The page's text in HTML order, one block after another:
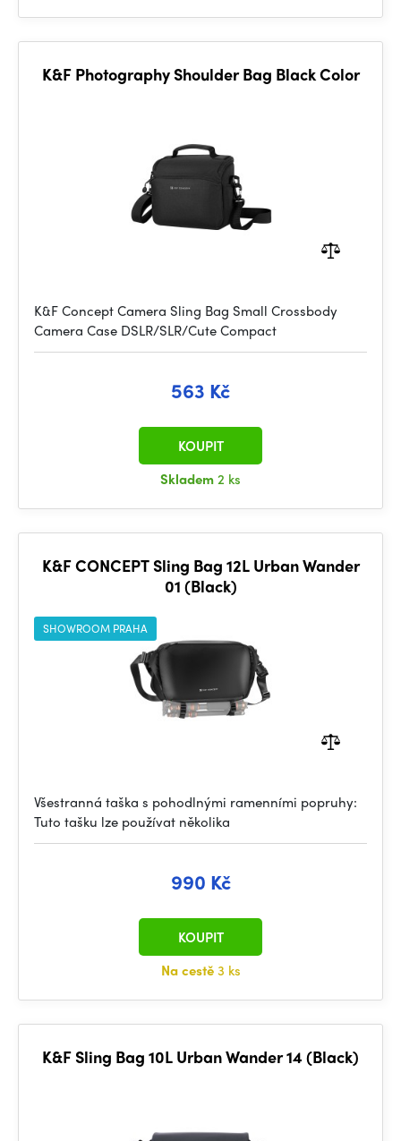
K&F Photography Shoulder Bag Black Color
K&F Concept Camera Sling Bag Small Crossbody
Camera Case DSLR/SLR/Cute Compact
563 Kč
Skladem2 ks
KOUPIT
K&F CONCEPT Sling Bag 12L Urban Wander
01 (Black)
SHOWROOM PRAHA
Všestranná taška s pohodlnými ramenními popruhy:
Tuto tašku lze používat několika
990 Kč
Na cestě3 ks
KOUPIT
K&F Sling Bag 10L Urban Wander 14 (Black)